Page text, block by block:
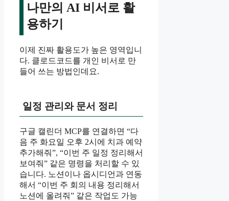
나만의 AI 비서로 활
용하기
이제 진짜 활용도가 높은 영역입니
다. 클로드코드를 개인 비서로 만
들어 쓰는 방법인데요.
일정 관리와 문서 정리
구글 캘린더 MCP를 연결하면 “다
음 주 화요일 오후 2시에 치과 예약
추가해줘”, “이번 주 일정 정리해서
보여줘” 같은 명령을 처리할 수 있
습니다. 노션이나 옵시디언과 연동
해서 “이번 주 회의 내용 정리해서
노션에 올려줘” 같은 작업도 가능